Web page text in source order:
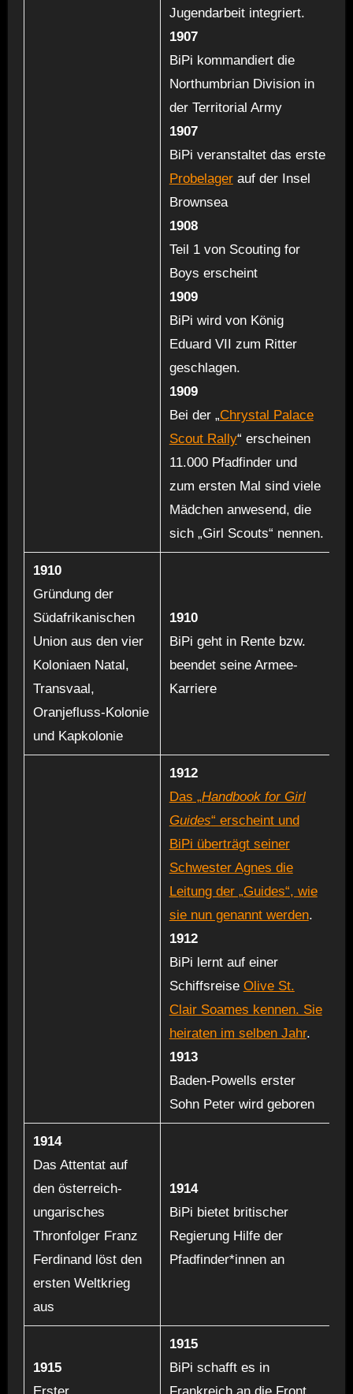
Jugendarbeit integriert.
1907
BiPi kommandiert die
Northumbrian Division in
der Territorial Army
1907
BiPi veranstaltet das erste
Probelagerauf der Insel
Brownsea
1908
Teil 1 von Scouting for
Boys erscheint
1909
BiPi wird von König
Eduard VII zum Ritter
geschlagen.
1909
Bei der „Chrystal Palace
Scout Rally“ erscheinen
11.000 Pfadfinder und
zum ersten Mal sind viele
Mädchen anwesend, die
sich „Girl Scouts“ nennen.
1910
Gründung der
Südafrikanischen
Union aus den vier
Koloniaen Natal,
Transvaal,
Oranjefluss-Kolonie
und Kapkolonie
1910
BiPi geht in Rente bzw.
beendet seine Armee-
Karriere
1912
Das „Handbook for Girl
Guides“ erscheint und
BiPi überträgt seiner
Schwester Agnes die
Leitung der „Guides“, wie
sie nun genannt werden.
1912
BiPi lernt auf einer
Schiffsreise Olive St.
Clair Soames kennen. Sie
heiraten im selben Jahr.
1913
Baden-Powells erster
Sohn Peter wird geboren
1914
Das Attentat auf
den österreich-
ungarisches
Thronfolger Franz
Ferdinand löst den
ersten Weltkrieg
aus
1914
BiPi bietet britischer
Regierung Hilfe der
Pfadfinder*innen an
1915
1915
BiPi schafft es in